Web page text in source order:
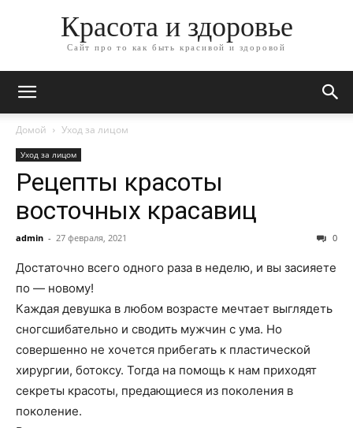
Красота и здоровье
Сайт про то как быть красивой и здоровой
Домой Уход за лицом
Уход за лицом
Рецепты красоты
восточных красавиц
admin - 27 февраля, 2021 0
Достаточно всего одного раза в неделю, и вы засияете
по — новому!
Каждая девушка в любом возрасте мечтает выглядеть
сногсшибательно и сводить мужчин с ума. Но
совершенно не хочется прибегать к пластической
хирургии, ботоксу. Тогда на помощь к нам приходят
секреты красоты, предающиеся из поколения в
поколение.